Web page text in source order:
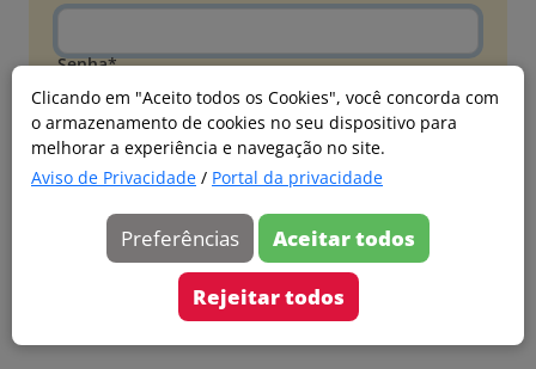
Clicando em "Aceito todos os Cookies", você concorda com
o armazenamento de cookies no seu dispositivo para
melhorar a experiência e navegação no site.
Aviso de Privacidade / Portal da privacidade
Preferências Aceitar todos
Rejeitar todos
Senha*
Esqueci minha senha
Entrar
Acessar com Microsoft
Ainda não faz parte?
Cadastre-se
Versão 20260805.7